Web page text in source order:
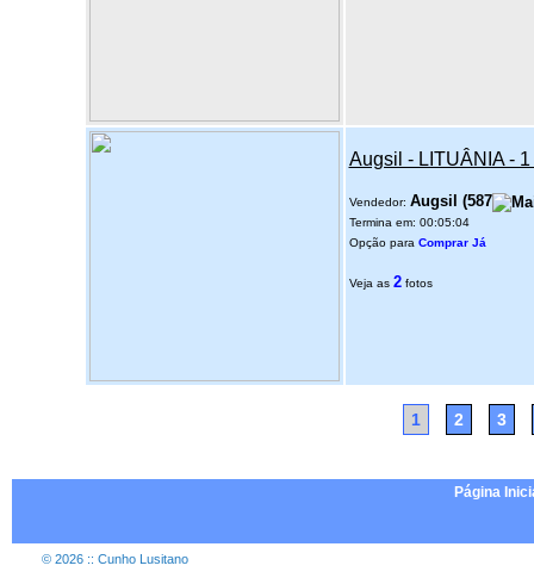
Augsil - LITUÂNIA -
Vendedor: Augsil (587
Termina em: 00:05:04
Opção para Comprar Já
Veja as 2fotos
1 2 3
Página
© 2026 :: Cunho Lusitano